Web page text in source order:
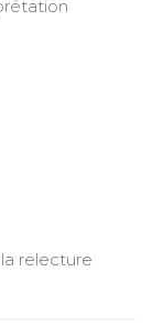
relecture